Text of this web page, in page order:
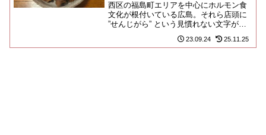
西区の福島町エリアを中心にホルモン食
文化が根付いている広島。それら店頭に
”せんじがら” という見慣れない文字が掲
げられていたのです。商標の関係か、”せ
23.09.24 25.11.25